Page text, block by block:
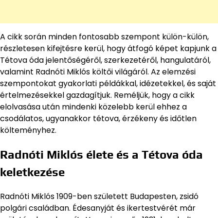
A cikk során minden fontosabb szempont külön-külön,
részletesen kifejtésre kerül, hogy átfogó képet kapjunk a
Tétova óda jelentőségéről, szerkezetéről, hangulatáról,
valamint Radnóti Miklós költői világáról. Az elemzési
szempontokat gyakorlati példákkal, idézetekkel, és saját
értelmezésekkel gazdagítjuk. Reméljük, hogy a cikk
elolvasása után mindenki közelebb kerül ehhez a
csodálatos, ugyanakkor tétova, érzékeny és időtlen
költeményhez.
Radnóti Miklós élete és a Tétova óda
keletkezése
Radnóti Miklós 1909-ben született Budapesten, zsidó
polgári családban. Édesanyját és ikertestvérét már